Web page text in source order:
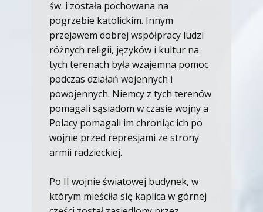
św. i została pochowana na
pogrzebie katolickim. Innym
przejawem dobrej współpracy ludzi
różnych religii, języków i kultur na
tych terenach była wzajemna pomoc
podczas działań wojennych i
powojennych. Niemcy z tych terenów
pomagali sąsiadom w czasie wojny a
Polacy pomagali im chroniąc ich po
wojnie przed represjami ze strony
armii radzieckiej.
Po II wojnie światowej budynek, w
którym mieściła się kaplica w górnej